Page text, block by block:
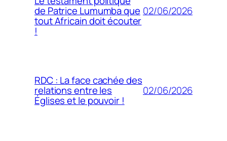
de Patrice Lumumba que
tout Africain doit écouter
!
02/06/2026
RDC : La face cachée des
relations entre les
Églises et le pouvoir !
02/06/2026